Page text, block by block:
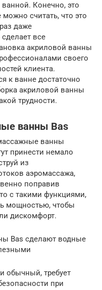
Конечно, это
считать, что это
даже
все
акриловой ванны
своего
клиента.
к ванне достаточно
акриловой ванны
трудности.
ванны Bas
ванны
принести немало
из
аэромассажа,
поправив
с такими функциями,
мощностью, чтобы
дискомфорт.
Bas сделают водные
обычный, требует
при